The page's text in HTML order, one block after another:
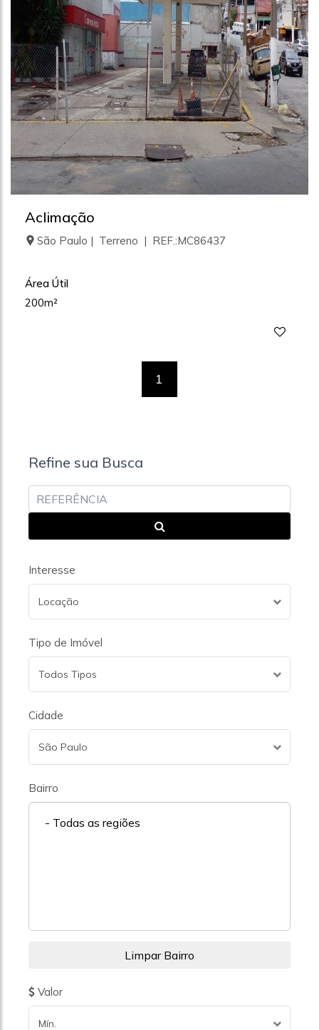
Aclimação
São Paulo | Terreno | REF.:MC86437
Área Útil
200m²
1
Refine sua Busca
Interesse
Locação
Tipo de Imóvel
Todos Tipos
Cidade
São Paulo
Bairro
- Todas as regiões
Valor
Mín.